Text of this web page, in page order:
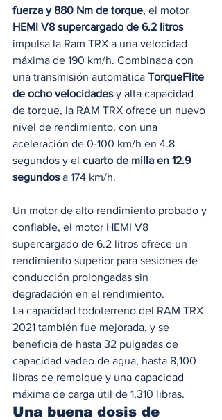
fuerza y ​​880 Nm de torque, el motor
HEMI V8 supercargado de 6.2 litros
impulsa la Ram TRX a una velocidad
máxima de 190 km/h. Combinada con
una transmisión automática TorqueFlite
de ocho velocidades y alta capacidad
de torque, la RAM TRX ofrece un nuevo
nivel de rendimiento, con una
aceleración de 0-100 km/h en 4.8
segundos y el cuarto de milla en 12.9
segundos a 174 km/h.
Un motor de alto rendimiento probado y
confiable, el motor HEMI V8
supercargado de 6.2 litros ofrece un
rendimiento superior para sesiones de
conducción prolongadas sin
degradación en el rendimiento.
La capacidad todoterreno del RAM TRX
2021 también fue mejorada, y se
beneficia de hasta 32 pulgadas de
capacidad vadeo de agua, hasta 8,100
libras de remolque y una capacidad
máxima de carga útil de 1,310 libras.
Una buena dosis de